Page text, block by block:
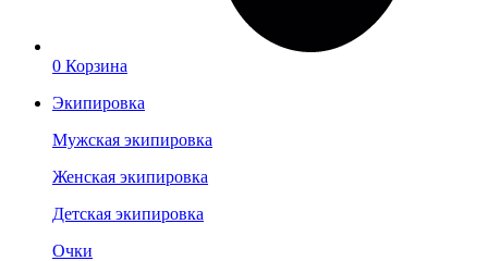
0 Корзина
Экипировка
Мужская экипировка
Женская экипировка
Детская экипировка
Очки